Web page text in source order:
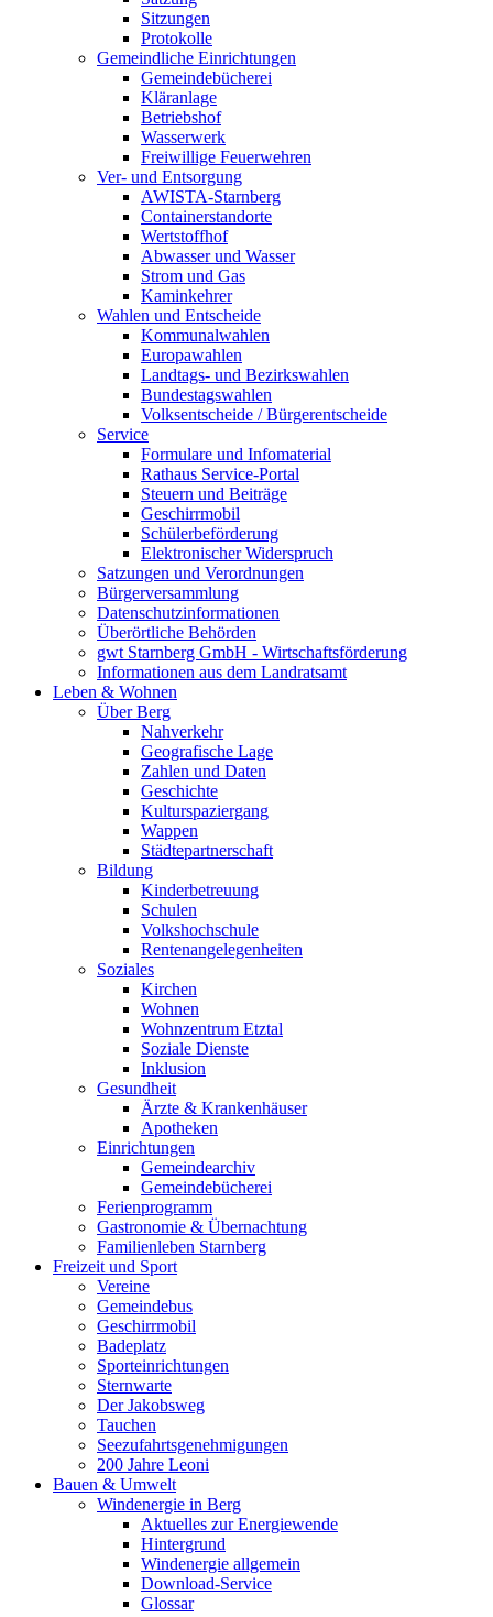
Sitzungen
Protokolle
Gemeindliche Einrichtungen
Gemeindebücherei
Kläranlage
Betriebshof
Wasserwerk
Freiwillige Feuerwehren
Ver- und Entsorgung
AWISTA-Starnberg
Containerstandorte
Wertstoffhof
Abwasser und Wasser
Strom und Gas
Kaminkehrer
Wahlen und Entscheide
Kommunalwahlen
Europawahlen
Landtags- und Bezirkswahlen
Bundestagswahlen
Volksentscheide / Bürgerentscheide
Service
Formulare und Infomaterial
Rathaus Service-Portal
Steuern und Beiträge
Geschirrmobil
Schülerbeförderung
Elektronischer Widerspruch
Satzungen und Verordnungen
Bürgerversammlung
Datenschutzinformationen
Überörtliche Behörden
gwt Starnberg GmbH - Wirtschaftsförderung
Informationen aus dem Landratsamt
Leben & Wohnen
Über Berg
Nahverkehr
Geografische Lage
Zahlen und Daten
Geschichte
Kulturspaziergang
Wappen
Städtepartnerschaft
Bildung
Kinderbetreuung
Schulen
Volkshochschule
Rentenangelegenheiten
Soziales
Kirchen
Wohnen
Wohnzentrum Etztal
Soziale Dienste
Inklusion
Gesundheit
Ärzte & Krankenhäuser
Apotheken
Einrichtungen
Gemeindearchiv
Gemeindebücherei
Ferienprogramm
Gastronomie & Übernachtung
Familienleben Starnberg
Freizeit und Sport
Vereine
Gemeindebus
Geschirrmobil
Badeplatz
Sporteinrichtungen
Sternwarte
Der Jakobsweg
Tauchen
Seezufahrtsgenehmigungen
200 Jahre Leoni
Bauen & Umwelt
Windenergie in Berg
Aktuelles zur Energiewende
Hintergrund
Windenergie allgemein
Download-Service
Glossar